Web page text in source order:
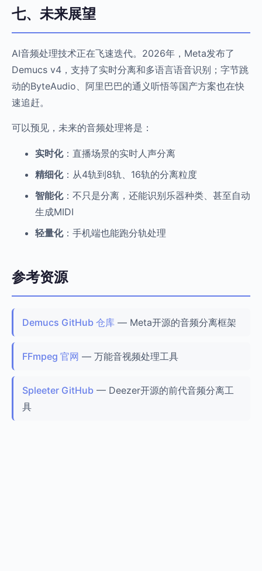
七、未来展望
AI音频处理技术正在飞速迭代。2026年，Meta发布了
Demucs v4，支持了实时分离和多语言语音识别；字节跳
动的ByteAudio、阿里巴巴的通义听悟等国产方案也在快
速追赶。
可以预见，未来的音频处理将是：
实时化：直播场景的实时人声分离
精细化：从4轨到8轨、16轨的分离粒度
智能化：不只是分离，还能识别乐器种类、甚至自动
生成MIDI
轻量化：手机端也能跑分轨处理
参考资源
Demucs GitHub 仓库 — Meta开源的音频分离框架
FFmpeg 官网 — 万能音视频处理工具
Spleeter GitHub — Deezer开源的前代音频分离工
具